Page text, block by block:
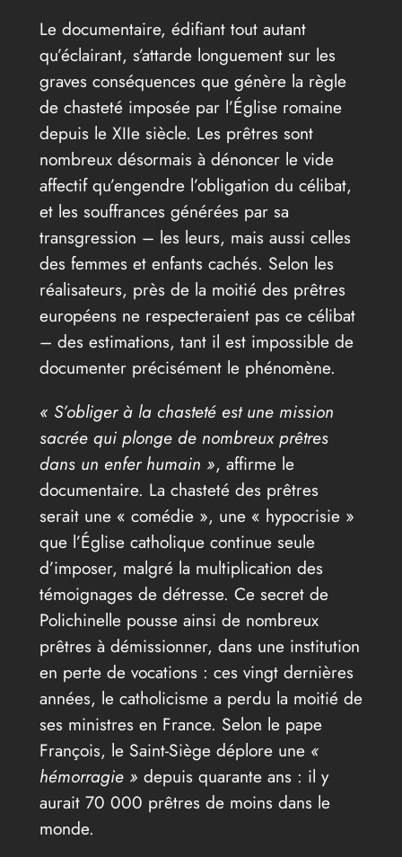
Le documentaire, édifiant tout autant
qu’éclairant, s’attarde longuement sur les
graves conséquences que génère la règle
de chasteté imposée par l’Église romaine
depuis le XIIe siècle. Les prêtres sont
nombreux désormais à dénoncer le vide
affectif qu’engendre l’obligation du célibat,
et les souffrances générées par sa
transgression – les leurs, mais aussi celles
des femmes et enfants cachés. Selon les
réalisateurs, près de la moitié des prêtres
européens ne respecteraient pas ce célibat
– des estimations, tant il est impossible de
documenter précisément le phénomène.
« S’obliger à la chasteté est une mission
sacrée qui plonge de nombreux prêtres
dans un enfer humain », affirme le
documentaire. La chasteté des prêtres
serait une « comédie », une « hypocrisie »
que l’Église catholique continue seule
d’imposer, malgré la multiplication des
témoignages de détresse. Ce secret de
Polichinelle pousse ainsi de nombreux
prêtres à démissionner, dans une institution
en perte de vocations : ces vingt dernières
années, le catholicisme a perdu la moitié de
ses ministres en France. Selon le pape
François, le Saint-Siège déplore une «
hémorragie » depuis quarante ans : il y
aurait 70 000 prêtres de moins dans le
monde.